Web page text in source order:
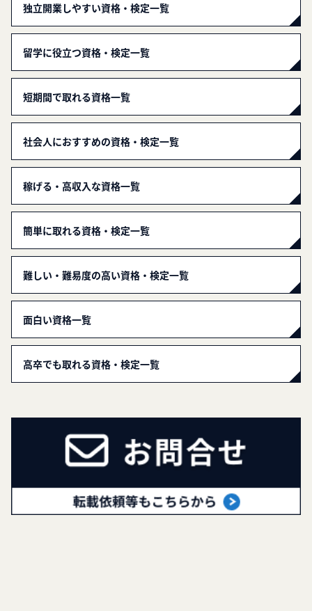
独立開業しやすい資格・検定一覧
留学に役立つ資格・検定一覧
短期間で取れる資格一覧
社会人におすすめの資格・検定一覧
稼げる・高収入な資格一覧
簡単に取れる資格・検定一覧
難しい・難易度の高い資格・検定一覧
面白い資格一覧
高卒でも取れる資格・検定一覧